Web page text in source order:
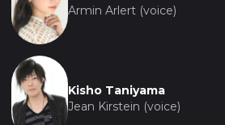
Armin Arlert (voice)
Kisho Taniyama
Jean Kirstein (voice)